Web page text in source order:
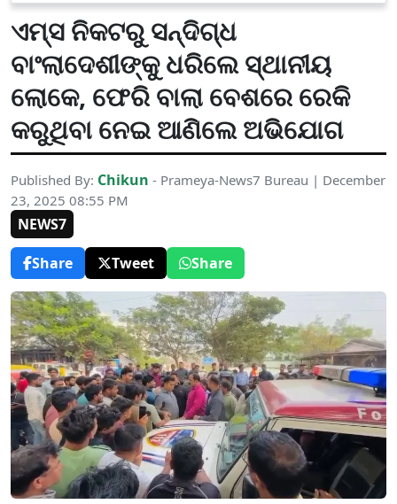
ଏମ୍ସ ନିକଟରୁ ସନ୍ଦିଗ୍ଧ
ବାଂଲାଦେଶୀଙ୍କୁ ଧରିଲେ ସ୍ଥାନୀୟ
ଲୋକେ, ଫେରି ବାଲା ବେଶରେ ରେକି
କରୁଥିବା ନେଇ ଆଣିଲେ ଅଭିଯୋଗ
Published By: Chikun - Prameya-News7 Bureau | December
23, 2025 08:55 PM
NEWS7
Share
Tweet Share